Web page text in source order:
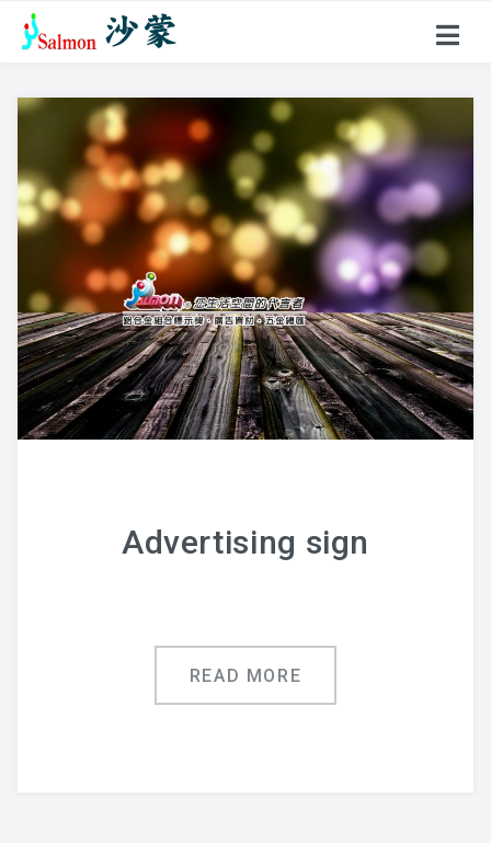
產品項目
戶外型指標
鋁合金名牌
超薄聚光燈
花架、燈箱
壓克力製品
標示牌系列
Advertising sign
READ MORE